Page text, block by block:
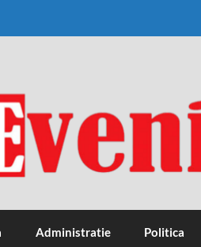
Valcean
Administratie Politica